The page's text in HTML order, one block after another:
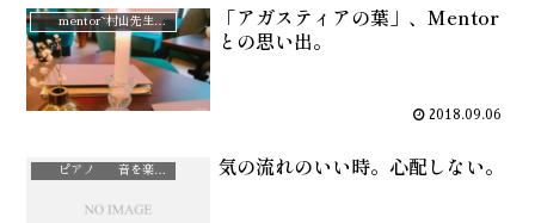
mentor~村山先生と。
「アガスティアの葉」、Mentor
との思い出。
2018.09.06
ピアノ 音を楽しむ 気の流れのいい時。心配しない。